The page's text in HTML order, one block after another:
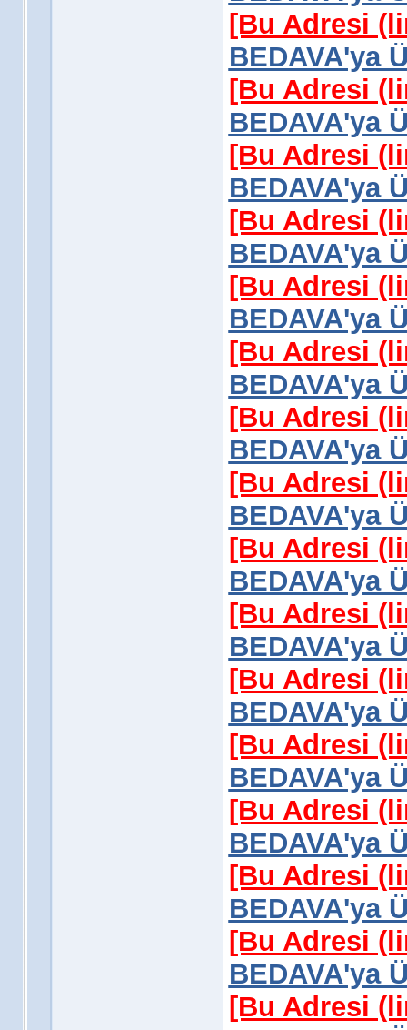
[Bu Adresi
BEDAVA'ya
[Bu Adresi
BEDAVA'ya
[Bu Adresi
BEDAVA'ya
[Bu Adresi
BEDAVA'ya
[Bu Adresi
BEDAVA'ya
[Bu Adresi
BEDAVA'ya
[Bu Adresi
BEDAVA'ya
[Bu Adresi
BEDAVA'ya
[Bu Adresi
BEDAVA'ya
[Bu Adresi
BEDAVA'ya
[Bu Adresi
BEDAVA'ya
[Bu Adresi
BEDAVA'ya
[Bu Adresi
BEDAVA'ya
[Bu Adresi
BEDAVA'ya
[Bu Adresi
BEDAVA'ya
[Bu Adresi